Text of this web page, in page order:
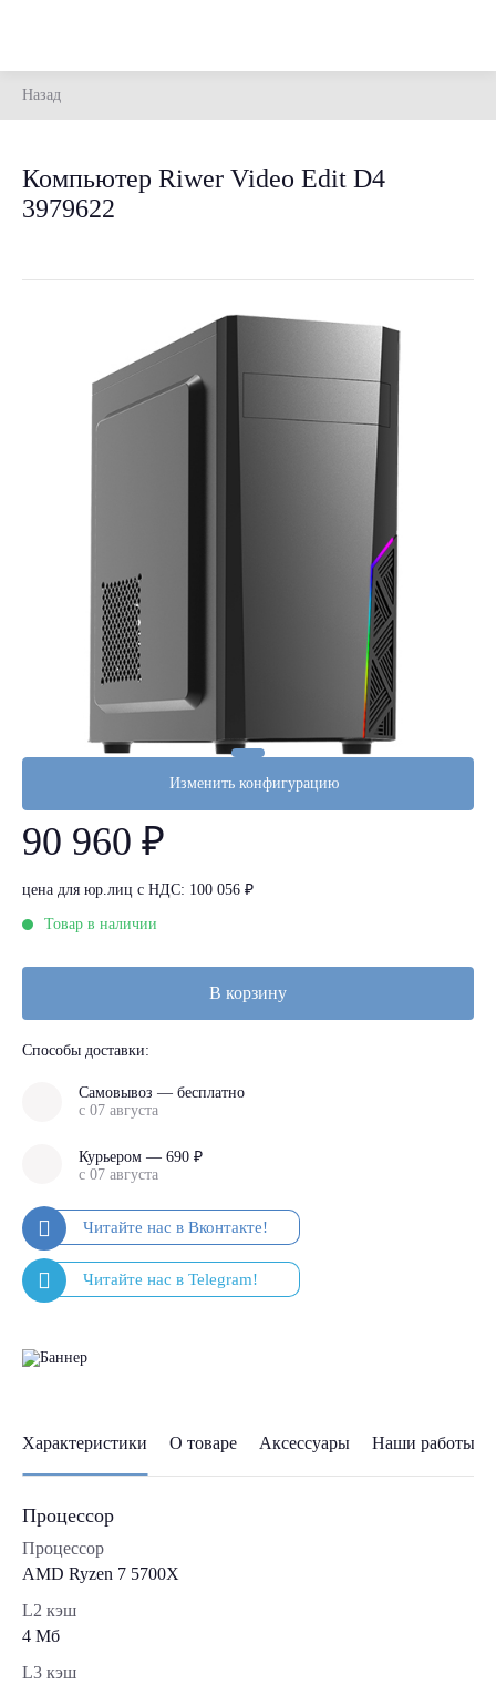
Назад
Компьютер Riwer Video Edit D4
3979622
Изменить конфигурацию
90 960 ₽
цена для юр.лиц с НДС: 100 056 ₽
Товар в наличии
В корзину
Способы доставки:
Самовывоз — бесплатно
с 07 августа
Курьером — 690 ₽
с 07 августа
Характеристики О товаре Аксессуары Наши работы
Процессор
Процессор
AMD Ryzen 7 5700X
L2 кэш
4 Мб
L3 кэш